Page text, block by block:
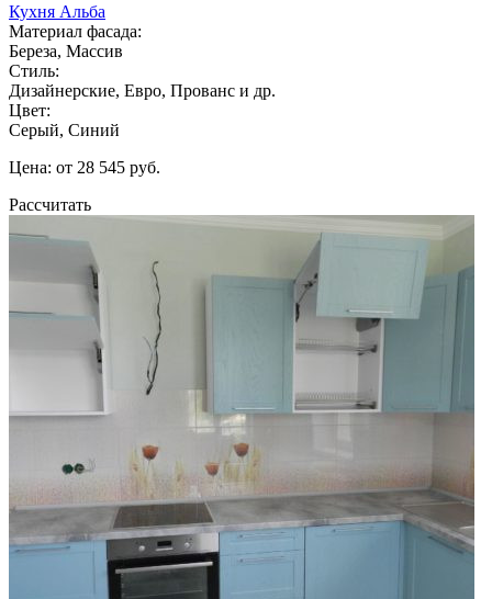
Кухня Альба
Материал фасада:
Береза, Массив
Стиль:
Дизайнерские, Евро, Прованс и др.
Цвет:
Серый, Синий
Цена: от 28 545 руб.
Рассчитать